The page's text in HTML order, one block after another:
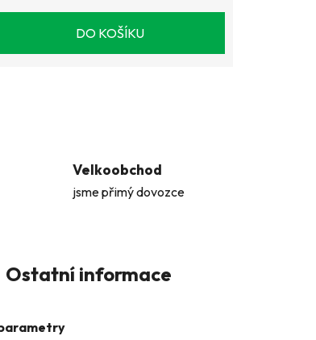
DO KOŠÍKU
Velkoobchod
jsme přimý dovozce
Ostatní informace